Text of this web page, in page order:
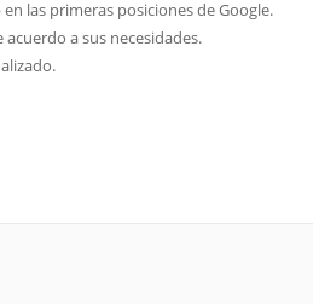
las primeras posiciones de Google.
a sus necesidades.